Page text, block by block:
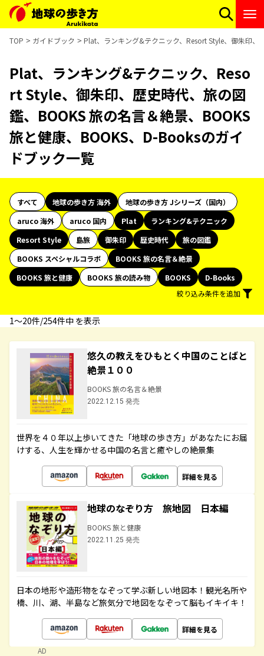
TOP ガイドブック Plat、ランキング&テクニック、Resort Style、御朱印、
Plat、ランキング&テクニック、Reso
rt Style、御朱印、歴史時代、旅の図
鑑、BOOKS 旅の名言＆絶景、BOOKS
旅と健康、BOOKS、D-Booksのガイ
ドブック一覧
すべて 地球の歩き方 海外
地球の歩き方 Jシリーズ（国内）
aruco 海外
aruco 国内 Plat
ランキング&テクニック
Resort Style
島旅 御朱印 歴史時代
旅の図鑑
BOOKS スペシャルコラボ
BOOKS 旅の名言＆絶景
BOOKS 旅と健康
BOOKS 旅の読み物 BOOKS
D-Books
絞り込み条件を追加
1〜20件/254件中 を表示
悠久の教えをひもとく中国のことばと
絶景１００
BOOKS 旅の名言＆絶景
2022.12.15 発売
世界を４０年以上歩いてきた「地球の歩き方」があなたにお届
けする、人生を輝かせる中国の名言と癒やしの絶景集
詳細を見る
地球のなぞり方 旅地図 日本編
BOOKS 旅と健康
2022.11.25 発売
日本の地形や造形物をなぞって学ぶ新しい地図本！観光名所や
橋、川、湖、半島など旅気分で地図をなぞって脳もイキイキ！
詳細を見る
AD